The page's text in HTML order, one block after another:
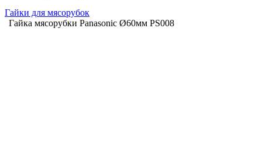
Гайки для мясорубок
Гайка мясорубки Panasonic Ø60мм PS008